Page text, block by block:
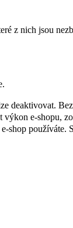
z nich jsou
deaktivovat.
e-shopu,
shop používáte.